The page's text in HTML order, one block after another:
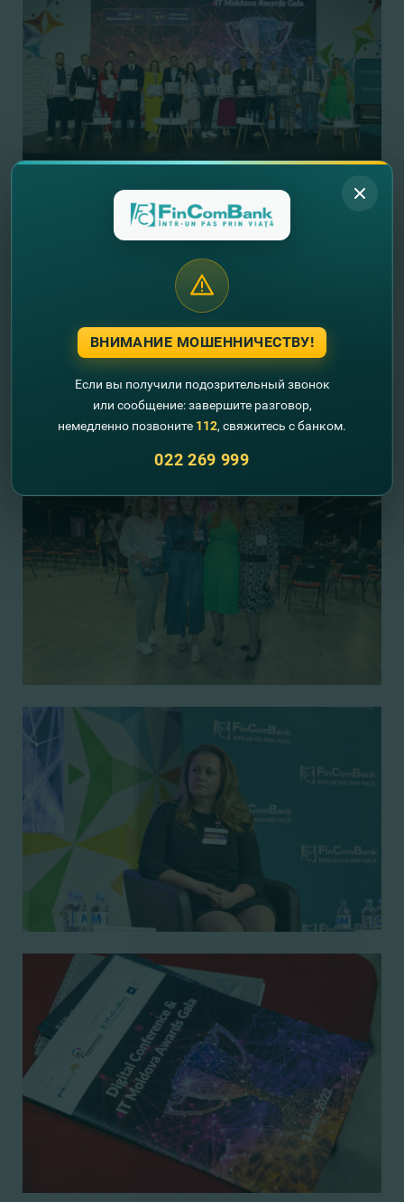
ВНИМАНИЕ МОШЕННИЧЕСТВУ!
Если вы получили подозрительный звонок
или сообщение: завершите разговор,
немедленно позвоните 112, свяжитесь с банком.
022 269 999